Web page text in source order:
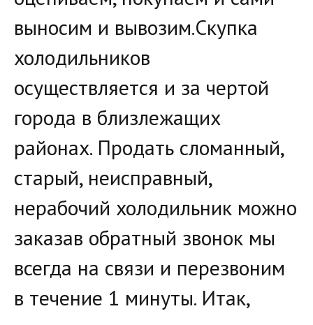
выносим и вывозим.Скупка
холодильников
осуществляется и за чертой
города в близлежащих
районах. Продать сломанный,
старый, неисправный,
нерабочий холодильник можно
заказав обратный звонок мы
всегда на связи и перезвоним
в течение 1 минуты. Итак,